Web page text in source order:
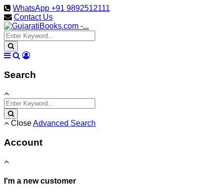
WhatsApp +91 9892512111
Contact Us
Search
CloseAdvanced Search
Account
I'm a new customer